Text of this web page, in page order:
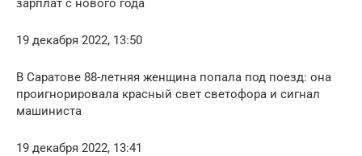
зарплат с нового года
19 декабря 2022, 13:50
В Саратове 88-летняя женщина попала под поезд: она
проигнорировала красный свет светофора и сигнал
машиниста
19 декабря 2022, 13:41